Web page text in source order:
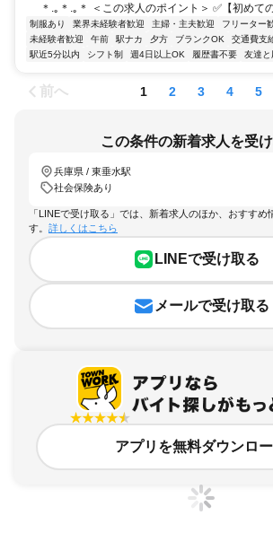
＊.｡＊.｡＊ ＜この求人のポイント＞ ✅【初めて
制服あり 業界未経験者歓迎 主婦・主夫歓迎 フリーター
未経験者歓迎
午前 駅ナカ 夕方 ブランクOK 交通費支
駅近5分以内
シフト制 週4日以上OK 履歴書不要 友達
前へ 1 2 3 4 5
この条件の新着求人を受
兵庫県 / 東垂水駅
社会保険あり
「LINEで受け取る」では、新着求人のほか、おすすめ
す。 詳しくはこちら
LINEで受け取る
メールで受け取る
アプリを無料ダウンロ